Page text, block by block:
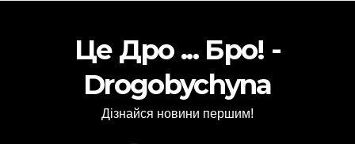
Це Дро ... Бро! -
Drogobychyna
Дізнайся новини першим!